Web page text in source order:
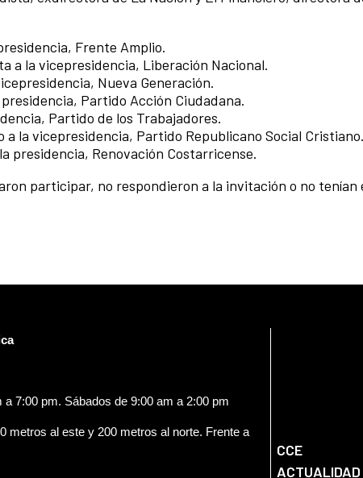
Frente Amplio.
a la vicepresidencia, Liberación Nacional.
Nueva Generación.
Partido Acción Ciudadana.
Partido de los Trabajadores.
la vicepresidencia, Partido Republicano Social Cristiano.
presidencia, Renovación Costarricense.
participar, no respondieron a la invitación o no tenían
7:00 pm. Sábados de 9:00 am a 2:00 pm
metros al este y 200 metros al norte. Frente a
CCE
ACTUALIDAD